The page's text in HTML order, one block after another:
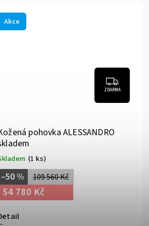
Akce
ZDARMA
pohovka ALESSANDRO
(1 ks)
109 560 Kč
–50 %
54 780 Kč